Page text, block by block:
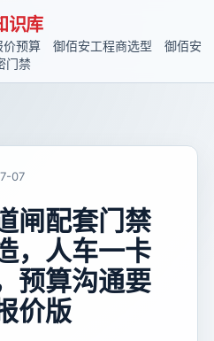
识库
价预算 御佰安工程商选型
御佰安
门禁
07
闸配套门禁
，人车一卡
预算沟通要
价版